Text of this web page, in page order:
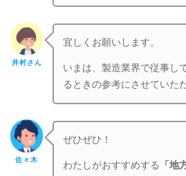
井村さん
宜しくお願いします。
いまは、製造業界で従事し
るときの参考にさせていた
佐々木
ぜひぜひ！
わたしがおすすめする
「地